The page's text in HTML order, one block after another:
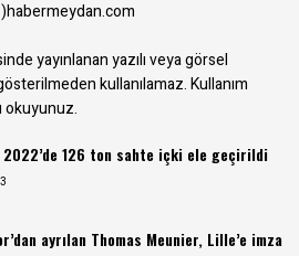
yayınlanan yazılı veya görsel
kullanılamaz.Kullanım
okuyunuz.
2022’de 126 ton sahte içki ele geçirildi
ayrılan Thomas Meunier, Lille’e imza